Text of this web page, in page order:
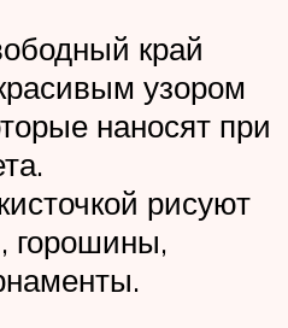
край
узором
наносят при
рисуют
горошины,